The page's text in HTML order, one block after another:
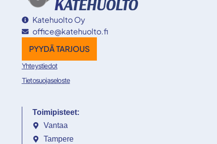
Katehuolto Oy
office@katehuolto.fi
PYYDÄ TARJOUS
Yhteystiedot
Tietosuojaseloste
Toimipisteet:
Vantaa
Tampere